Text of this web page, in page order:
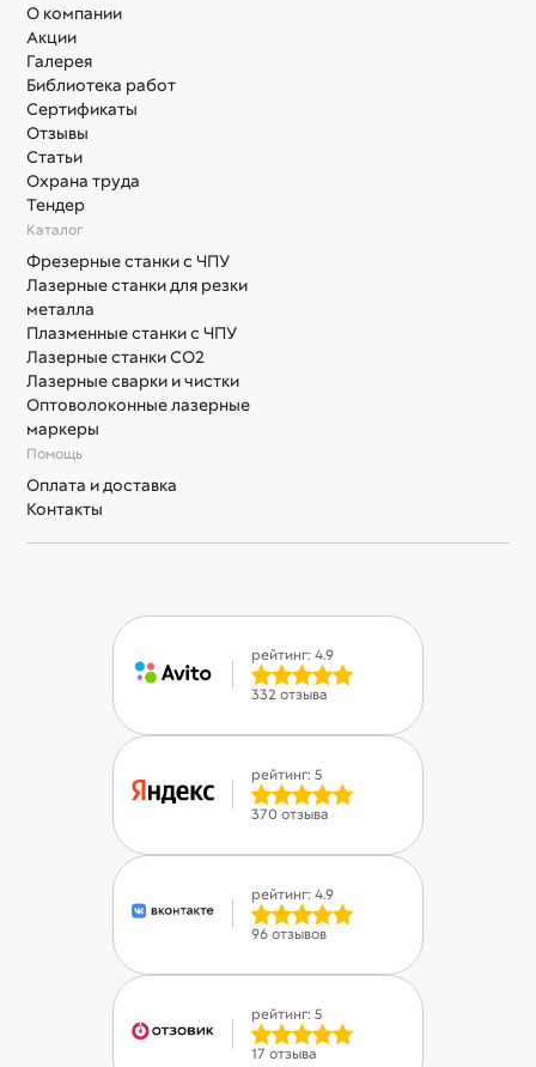
Помощь
Оплата и доставка
Контакты
О компании
Акции
Галерея
Библиотека работ
Сертификаты
Отзывы
Статьи
Охрана труда
Тендер
Каталог
Фрезерные станки с ЧПУ
Лазерные станки для резки
металла
Плазменные станки с ЧПУ
Лазерные станки СО2
Лазерные сварки и чистки
Оптоволоконные лазерные
маркеры
рейтинг: 4.9
332 отзыва
рейтинг: 5
370 отзыва
рейтинг: 4.9
96 отзывов
рейтинг: 5
17 отзыва